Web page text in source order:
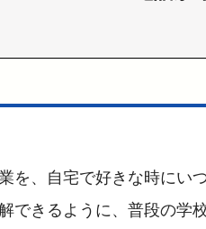
を、自宅で好きな時にい
できるように、普段の学